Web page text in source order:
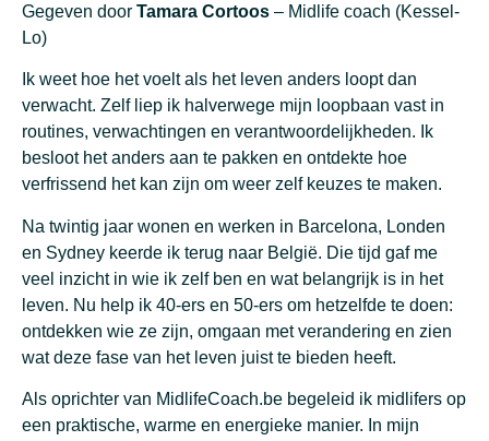
Gegeven door Tamara Cortoos – Midlife coach (Kessel-
Lo)
Ik weet hoe het voelt als het leven anders loopt dan
verwacht. Zelf liep ik halverwege mijn loopbaan vast in
routines, verwachtingen en verantwoordelijkheden. Ik
besloot het anders aan te pakken en ontdekte hoe
verfrissend het kan zijn om weer zelf keuzes te maken.
Na twintig jaar wonen en werken in Barcelona, Londen
en Sydney keerde ik terug naar België. Die tijd gaf me
veel inzicht in wie ik zelf ben en wat belangrijk is in het
leven. Nu help ik 40-ers en 50-ers om hetzelfde te doen:
ontdekken wie ze zijn, omgaan met verandering en zien
wat deze fase van het leven juist te bieden heeft.
Als oprichter van MidlifeCoach.be begeleid ik midlifers op
een praktische, warme en energieke manier. In mijn